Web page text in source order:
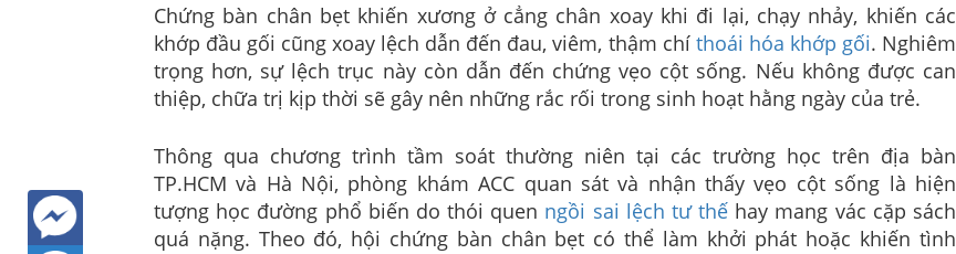
Chứng bàn chân bẹt khiến xương ở cẳng chân xoay khi đi lại, chạy nhảy, khiến các
khớp đầu gối cũng xoay lệch dẫn đến đau, viêm, thậm chí thoái hóa khớp gối. Nghiêm
trọng hơn, sự lệch trục này còn dẫn đến chứng vẹo cột sống. Nếu không được can
thiệp, chữa trị kịp thời sẽ gây nên những rắc rối trong sinh hoạt hằng ngày của trẻ.
Thông qua chương trình tầm soát thường niên tại các trường học trên địa bàn
TP.HCM và Hà Nội, phòng khám ACC quan sát và nhận thấy vẹo cột sống là hiện
tượng học đường phổ biến do thói quen ngồi sai lệch tư thế hay mang vác cặp sách
quá nặng. Theo đó, hội chứng bàn chân bẹt có thể làm khởi phát hoặc khiến tình